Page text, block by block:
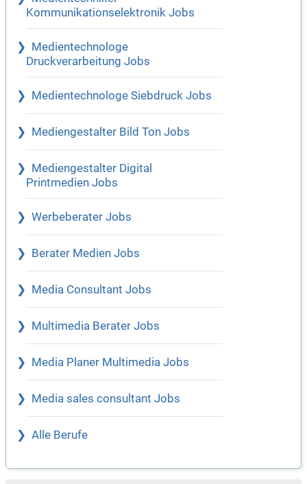
Kommunikationselektronik Jobs
Medientechnologe
Druckverarbeitung Jobs
Medientechnologe Siebdruck Jobs
Mediengestalter Bild Ton Jobs
Mediengestalter Digital
Printmedien Jobs
Werbeberater Jobs
Berater Medien Jobs
Media Consultant Jobs
Multimedia Berater Jobs
Media Planer Multimedia Jobs
Media sales consultant Jobs
Alle Berufe